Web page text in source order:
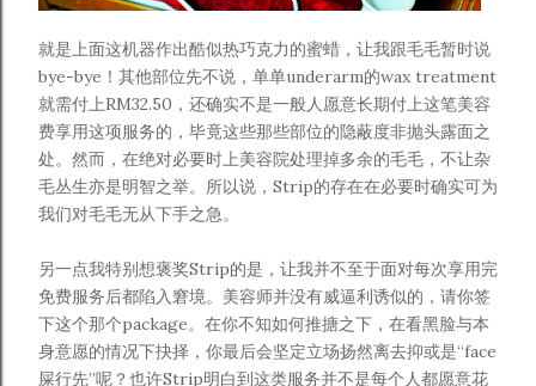
就是上面这机器作出酷似热巧克力的蜜蜡，让我跟毛毛暂时说
bye-bye！其他部位先不说，单单underarm的wax treatment
就需付上RM32.50，还确实不是一般人愿意长期付上这笔美容
费享用这项服务的，毕竟这些那些部位的隐蔽度非抛头露面之
处。然而，在绝对必要时上美容院处理掉多余的毛毛，不让杂
毛丛生亦是明智之举。所以说，Strip的存在在必要时确实可为
我们对毛毛无从下手之急。
另一点我特别想褒奖Strip的是，让我并不至于面对每次享用完
免费服务后都陷入窘境。美容师并没有威逼利诱似的，请你签
下这个那个package。在你不知如何推搪之下，在看黑脸与本
身意愿的情况下抉择，你最后会坚定立场扬然离去抑或是“face
屎行先”呢？也许Strip明白到这类服务并不是每个人都愿意花